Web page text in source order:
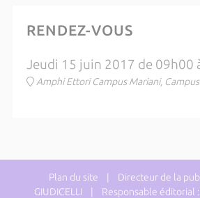
RENDEZ-VOUS
Jeudi 15 juin 2017 de 09h00
Amphi Ettori Campus Mariani,
Plan du site | Directeur de la
GIUDICELLI | Responsable éditorial :